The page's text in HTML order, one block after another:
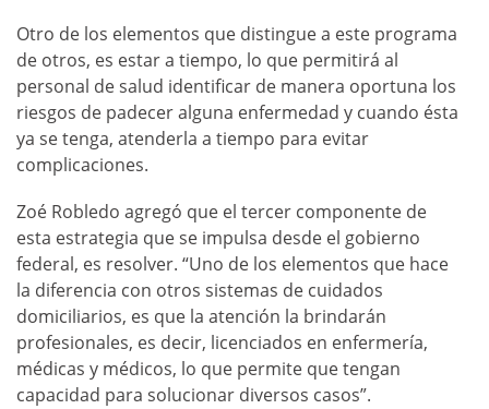
Otro de los elementos que distingue a este programa
de otros, es estar a tiempo, lo que permitirá al
personal de salud identificar de manera oportuna los
riesgos de padecer alguna enfermedad y cuando ésta
ya se tenga, atenderla a tiempo para evitar
complicaciones.
Zoé Robledo agregó que el tercer componente de
esta estrategia que se impulsa desde el gobierno
federal, es resolver. “Uno de los elementos que hace
la diferencia con otros sistemas de cuidados
domiciliarios, es que la atención la brindarán
profesionales, es decir, licenciados en enfermería,
médicas y médicos, lo que permite que tengan
capacidad para solucionar diversos casos”.